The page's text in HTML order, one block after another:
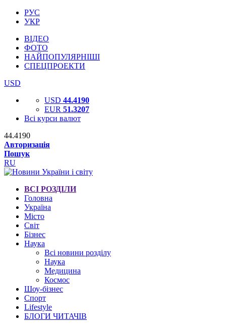
РУС
УКР
ВІДЕО
ФОТО
НАЙПОПУЛЯРНІШІ
СПЕЦПРОЕКТИ
USD
USD 44.4190
EUR 51.3207
Всі курси валют
44.4190
Авторизація
Пошук
RU
ВСІ РОЗДІЛИ
Головна
Україна
Місто
Світ
Бізнес
Наука
Всі новини розділу
Наука
Медицина
Космос
Шоу-бізнес
Спорт
Lifestyle
БЛОГИ ЧИТАЧІВ